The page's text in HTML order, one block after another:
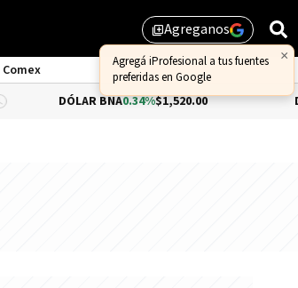
library_addAgreganos
×
Agregá iProfesional a tus fuentes
preferidas en Google
Comex
DÓLAR BNA0.34% $1,520.00 DÓLAR